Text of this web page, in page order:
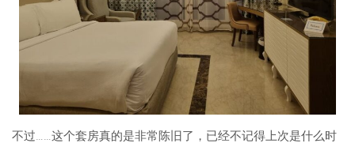
不过……这个套房真的是非常陈旧了，已经不记得上次是什么时